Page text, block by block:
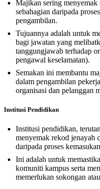
Majikan sering menyemak
sebahagian daripada
pengambilan.
Tujuannya adalah untuk
bagi jawatan yang
tanggungjawab terhadap
pengawal keselamatan).
Semakan ini membantu
dalam pengambilan
organisasi dan pelanggan
Institusi Pendidikan
Institusi pendidikan,
menyemak rekod jenayah
daripada proses
Ini adalah untuk
komuniti kampus serta
memerlukan sokongan